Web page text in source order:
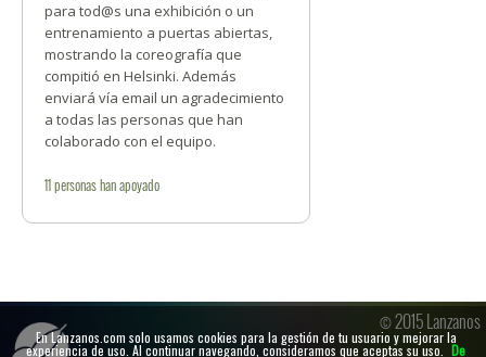
En Lanzanos.com solo usamos cookies para la gestión de tu usuario y mejorar la
experiencia de uso. Al continuar navegando, consideramos que aceptas su uso. De
para tod@s una exhibición o un
entrenamiento a puertas abiertas,
mostrando la coreografía que
compitió en Helsinki. Además
enviará vía email un agradecimiento
a todas las personas que han
colaborado con el equipo.
11personashan apoyado
© 2015 Lanzanos